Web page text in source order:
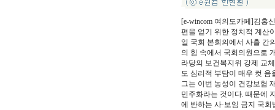
[e-wincom 여의도카페]김홍
편을 얻기 위한 정치적 계산
일 국회 본회의에서 사흘 간
의 힘 속에서 국회의원으로
라당의 보건복지위 강제 교
도 심리적 부담이 매우 컷 음
그는 이번 농성이 건강보험
민주화라는 것이다. 때문에
에 반하는 사·보임 금지 국